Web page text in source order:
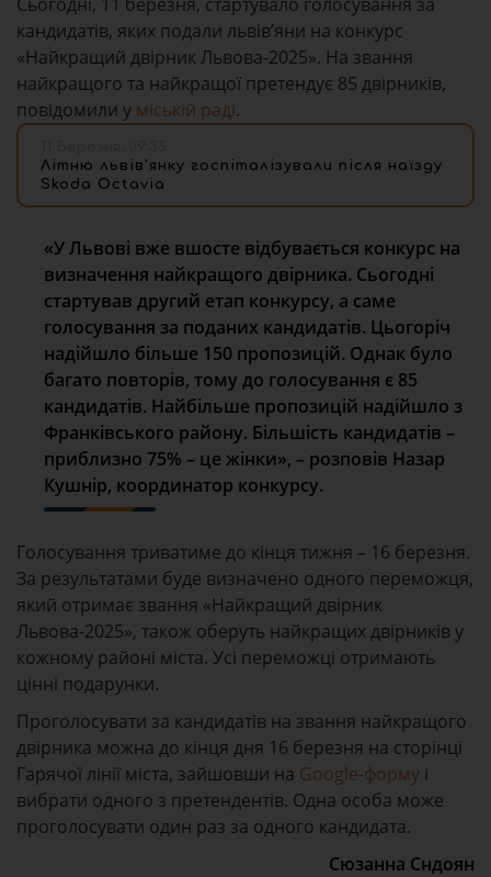
кандидатів, яких подали львів’яни на конкурс
«Найкращий двірник Львова-2025». На звання
найкращого та найкращої претендує 85 двірників,
повідомили у міській раді .
Літню львів'янку госпіталізували після наїзду
Skoda Octavia
«У Львові вже вшосте відбувається конкурс на
визначення найкращого двірника. Сьогодні
стартував другий етап конкурсу, а саме
голосування за поданих кандидатів. Цьогоріч
надійшло більше 150 пропозицій. Однак було
багато повторів, тому до голосування є 85
кандидатів. Найбільше пропозицій надійшло з
Франківського району. Більшість кандидатів –
приблизно 75% – це жінки», – розповів Назар
Кушнір, координатор конкурсу.
Голосування триватиме до кінця тижня – 16 березня.
За результатами буде визначено одного переможця,
який отримає звання «Найкращий двірник
Львова-2025», також оберуть найкращих двірників у
кожному районі міста. Усі переможці отримають
цінні подарунки.
Проголосувати за кандидатів на звання найкращого
двірника можна до кінця дня 16 березня на сторінці
Гарячої лінії міста, зайшовши на Google-форму і
вибрати одного з претендентів. Одна особа може
проголосувати один раз за одного кандидата.
Сюзанна Сндоян